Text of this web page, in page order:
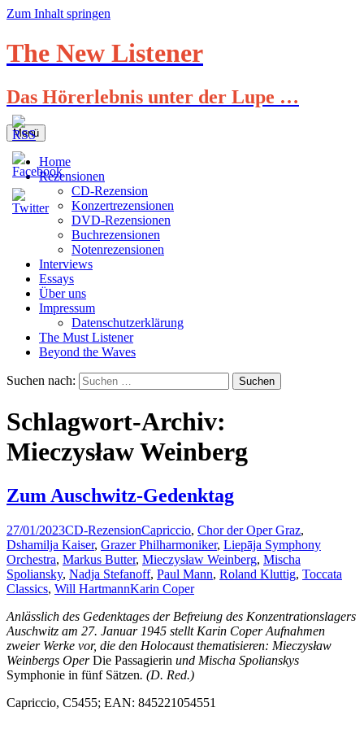
Zum Inhalt springen
The New Listener
Das Hörerlebnis unter der Lupe …
Menü
Home
Rezensionen
CD-Rezension
Konzertrezensionen
DVD-Rezensionen
Buchrezensionen
Notenrezensionen
Interviews
Essays
Über uns
Impressum
Datenschutzerklärung
The Must Listener
Beyond the Waves
Suchen nach:
Schlagwort-Archiv:
Mieczysław Weinberg
Zum Auschwitz-Gedenktag
27/01/2023CD-RezensionCapriccio, Chor der Oper Graz,
Dshamilja Kaiser, Grazer Philharmoniker, Liepāja Symphony
Orchestra, Markus Butter, Mieczysław Weinberg, Mischa
Spoliansky, Nadja Stefanoff, Paul Mann, Roland Kluttig, Toccata
Classics, Will HartmannKarin Coper
Anlässlich des Gedenktages der Befreiung des Konzentrationslagers
Auschwitz am 27. Januar 1945 stellt Karin Coper Aufnahmen
zweier Werke vor, die den Holocaust thematisieren: Mieczysław
Weinbergs OperDie Passagierin und Mischa Spolianskys
Symphonie in fünf Sätzen. (D. Red.)
Capriccio, C5455; EAN: 845221054551